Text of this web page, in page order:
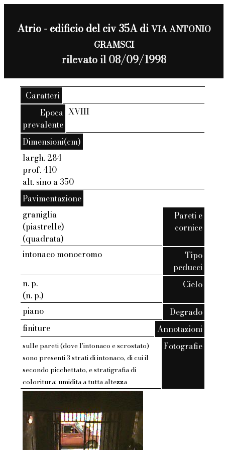
Atrio - edificio del civ 35A diVIA ANTONIO
GRAMSCI
rilevato il 08/09/1998
Caratteri
Epoca
prevalente
XVIII
Dimensioni(cm)
largh. 284
prof. 410
alt. sino a 350
Pavimentazione
graniglia
(piastrelle)
(quadrata)
Pareti e
cornice
intonaco monocromo
Tipo
peducci
n. p.
(n. p.)
Cielo
piano
Degrado
finiture
Annotazioni
sulle pareti (dove l'intonaco e scrostato)
sono presenti 3 strati di intonaco, di cui il
secondo picchettato, e stratigrafia di
coloritura; umidita a tutta altezza
Fotografie